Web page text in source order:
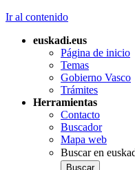
Ir al contenido
euskadi.eus
Página de inicio
Temas
Gobierno Vasco
Trámites
Herramientas
Contacto
Buscador
Mapa web
Buscar en